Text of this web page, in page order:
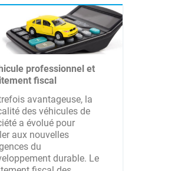
professionnel et
fiscal
avantageuse, la
des véhicules de
a évolué pour
aux nouvelles
du
durable. Le